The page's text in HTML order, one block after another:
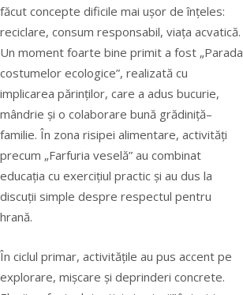
făcut concepte dificile mai ușor de înțeles:
reciclare, consum responsabil, viața acvatică.
Un moment foarte bine primit a fost „Parada
costumelor ecologice”, realizată cu
implicarea părinților, care a adus bucurie,
mândrie și o colaborare bună grădiniță–
familie. În zona risipei alimentare, activități
precum „Farfuria veselă” au combinat
educația cu exercițiul practic și au dus la
discuții simple despre respectul pentru
hrană.
În ciclul primar, activitățile au pus accent pe
explorare, mișcare și deprinderi concrete.